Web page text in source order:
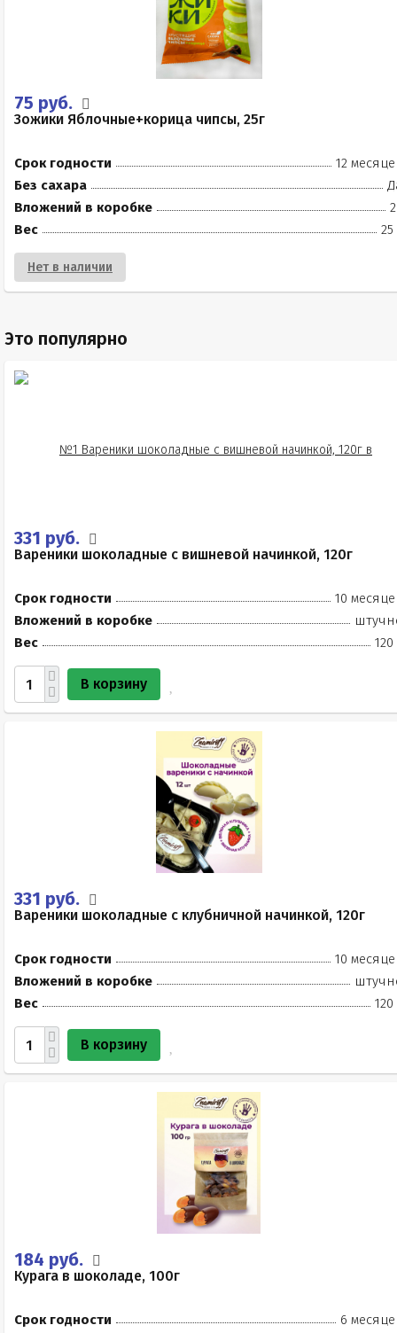
75 руб.
Зожики Яблочные+корица чипсы, 25г
Срок годности
12
Без сахара
Вложений в коробке
Вес
25
Нет в наличии
Это популярно
331 руб.
Вареники шоколадные с вишневой начинкой, 120г
Срок годности
10
Вложений в коробке
Вес
120
В корзину
331 руб.
Вареники шоколадные с клубничной начинкой, 120г
Срок годности
10
Вложений в коробке
Вес
120
В корзину
184 руб.
Курага в шоколаде, 100г
Срок годности
6